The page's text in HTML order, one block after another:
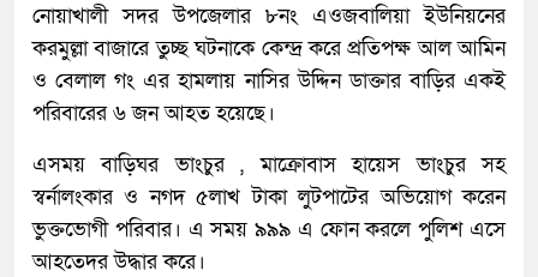
নোয়াখালী সদর উপজেলার ৮নং এওজবালিয়া ইউনিয়নের
করমুল্লা বাজারে তুচ্ছ ঘটনাকে কেন্দ্র করে প্রতিপক্ষ আল আমিন
ও বেলাল গং এর হামলায় নাসির উদ্দিন ডাক্তার বাড়ির একই
পরিবারের ৬ জন আহত হয়েছে।
এসময় বাড়িঘর ভাংচুর , মাক্রোবাস হায়েস ভাংচুর সহ
স্বর্নালংকার ও নগদ ৫লাখ টাকা লুটপাটের অভিয়োগ করেন
ভুক্তভোগী পরিবার। এ সময় ৯৯৯ এ ফোন করলে পুলিশ এসে
আহতেদর উদ্ধার করে।